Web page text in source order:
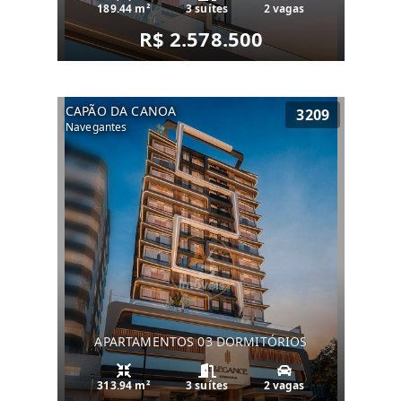
189.44 m² 3 suítes 2 vagas
R$ 2.578.500
CAPÃO DA CANOA
Navegantes
3209
APARTAMENTOS 03 DORMITÓRIOS
313.94 m² 3 suítes 2 vagas